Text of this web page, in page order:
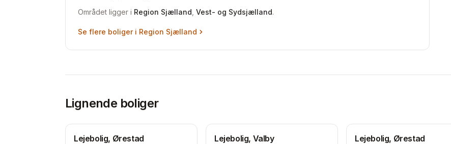
Området ligger i Region Sjælland Vest- og Sydsjælland.
Se flere boliger i Region Sjælland
Lignende boliger
Lejebolig, Ørestad Lejebolig, Valby Lejebolig, Ørestad